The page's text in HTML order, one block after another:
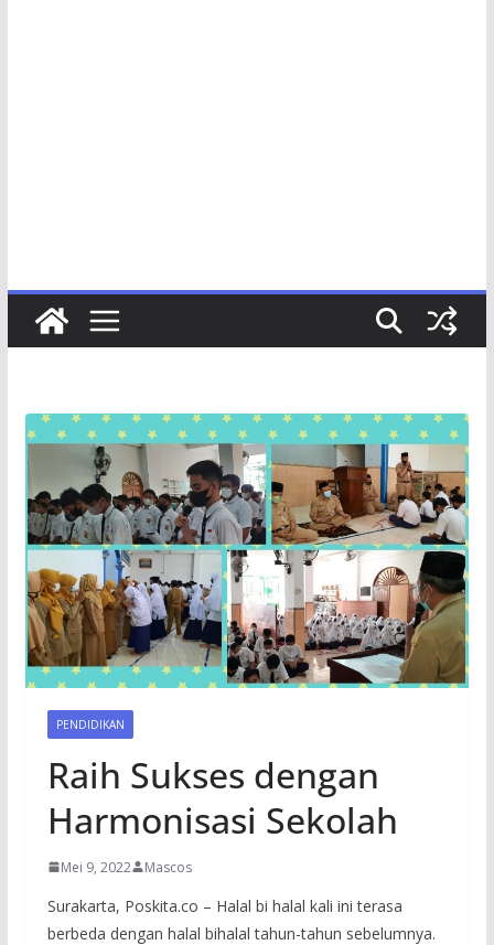
PENDIDIKAN
Raih Sukses dengan
Harmonisasi Sekolah
Mei 9, 2022 Mascos
Surakarta, Poskita.co – Halal bi halal kali ini terasa
berbeda dengan halal bihalal tahun-tahun sebelumnya.